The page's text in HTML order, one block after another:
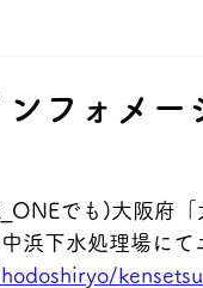
フォメー
でも)大阪府「
浜下水処理場にて